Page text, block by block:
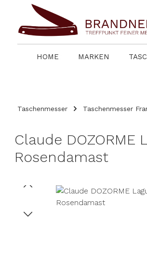
Zur Hauptnavigation
HOME MARKEN
Taschenmesser Taschenmesser
Claude
Rosendamast
Bildergalerie überspringen